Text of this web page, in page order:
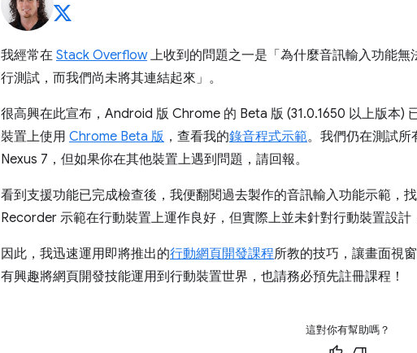
我經常在 Stack Overflow上收到的問題之一是「為什麼音訊輸入功能
行測試，而我們尚未將其連結起來」。
很高興在此宣布，Android 版 Chrome 的 Beta 版 (31.0.1650 以上版本)
裝置上使用 Chrome Beta 版 ，查看我的錄音程式示範。我們仍在測試所
Nexus 7，但如果你在其他裝置上遇到問題，請回報。
看到支援功能已完成檢查後，我便翻閱過去製作的音訊輸入功能示範，
Recorder 示範在行動裝置上運作良好，但實際上並未針對行動裝置設計
因此，我迅速運用即將推出的行動網頁開發課程所教的技巧，讓畫面視
有興趣將網頁開發技能運用到行動裝置世界，也請務必預先註冊課程！
這對你有幫助嗎？